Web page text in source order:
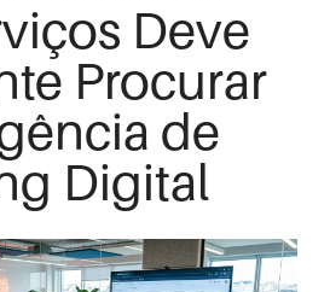
Deve
Procurar
de
Digital